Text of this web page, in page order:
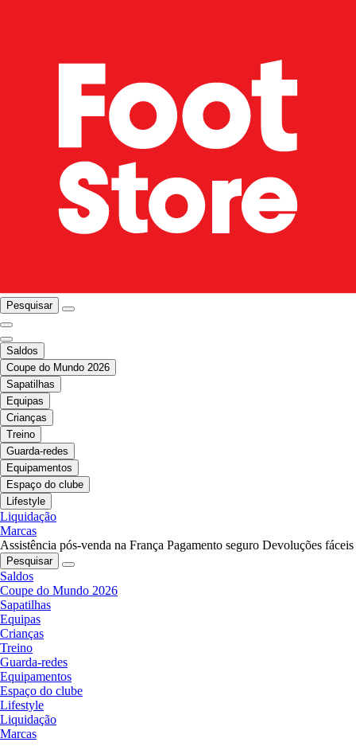
Pesquisar
Saldos
Coupe do Mundo 2026
Sapatilhas
Equipas
Crianças
Treino
Guarda-redes
Equipamentos
Espaço do clube
Lifestyle
Liquidação
Marcas
Assistência pós-venda na França Pagamento seguro Devoluções fáceis
Pesquisar
Saldos
Coupe do Mundo 2026
Sapatilhas
Equipas
Crianças
Treino
Guarda-redes
Equipamentos
Espaço do clube
Lifestyle
Liquidação
Marcas